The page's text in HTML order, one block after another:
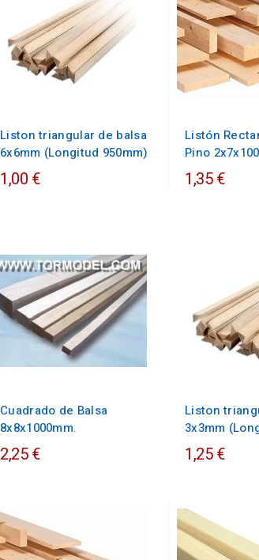
Liston triangular de balsa
6x6mm (Longitud 950mm)
1,00 €
Listón
Pino
1,35 €
Cuadrado de Balsa
8x8x1000mm.
2,25 €
Liston
3x3mm
1,25 €